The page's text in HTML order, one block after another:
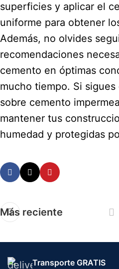
superficies y aplicar el
uniforme para obtener
Además, no olvides
recomendaciones
cemento en óptimas
mucho tiempo. Si
sobre cemento
mantener tus
humedad y protegidas
Más reciente
Transporte GRATIS